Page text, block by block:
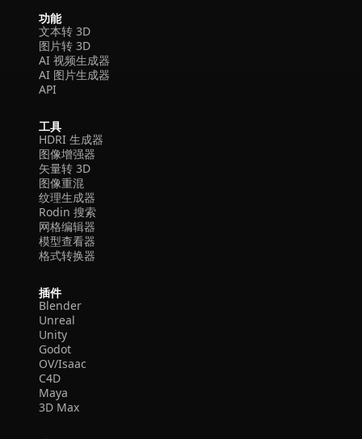
功能
文本转 3D
图片转 3D
AI 视频生成器
AI 图片生成器
API
工具
HDRI 生成器
图像增强器
矢量转 3D
图像重混
纹理生成器
Rodin 搜索
网格编辑器
模型查看器
格式转换器
插件
Blender
Unreal
Unity
Godot
OV/Isaac
C4D
Maya
3D Max